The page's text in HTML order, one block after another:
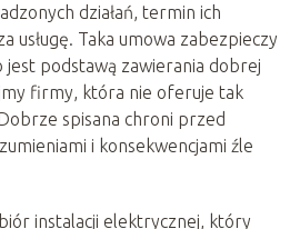
działań, termin ich
usługę. Taka umowa zabezpieczy
podstawą zawierania dobrej
firmy, która nie oferuje tak
spisana chroni przed
i konsekwencjami źle
instalacji elektrycznej, który